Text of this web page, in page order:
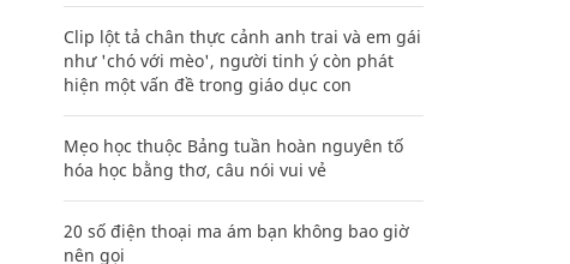
Clip lột tả chân thực cảnh anh trai và em gái
như 'chó với mèo', người tinh ý còn phát
hiện một vấn đề trong giáo dục con
Mẹo học thuộc Bảng tuần hoàn nguyên tố
hóa học bằng thơ, câu nói vui vẻ
20 số điện thoại ma ám bạn không bao giờ
nên gọi